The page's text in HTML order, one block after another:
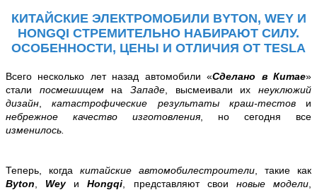
КИТАЙСКИЕ ЭЛЕКТРОМОБИЛИ BYTON, WEY И
HONGQI СТРЕМИТЕЛЬНО НАБИРАЮТ СИЛУ.
ОСОБЕННОСТИ, ЦЕНЫ И ОТЛИЧИЯ ОТ TESLA
Всего несколько лет назад автомобили «Сделано в Китае»
стали посмешищем наЗападе , высмеивали ихнеуклюжий
дизайн ,катастрофические результаты краш-тестови
небрежное качество изготовления, но сегодня все
изменилось.
Теперь, когда китайские автомобилестроители , такие как
Byton
Wey иHongqi , представляют свои новые модели